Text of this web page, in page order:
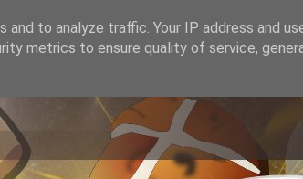
to analyze traffic. Your IP address and
metrics to ensure quality of service,